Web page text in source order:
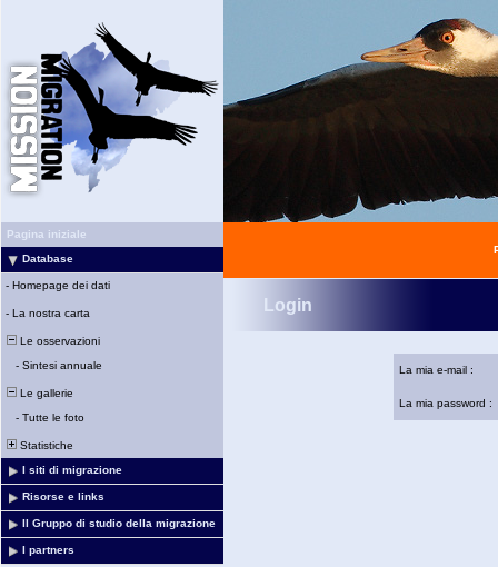
Pagina iniziale
Database
- Homepage dei dati
- La nostra carta
Le osservazioni
- Sintesi annuale
Le gallerie
- Tutte le foto
Statistiche
I siti di migrazione
Risorse e links
Il Gruppo di studio della migrazione
I partners
Login
La mia e-mail :
La mia password :